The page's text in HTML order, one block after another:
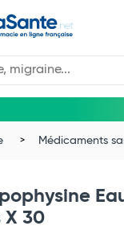
Médicaments
X 30